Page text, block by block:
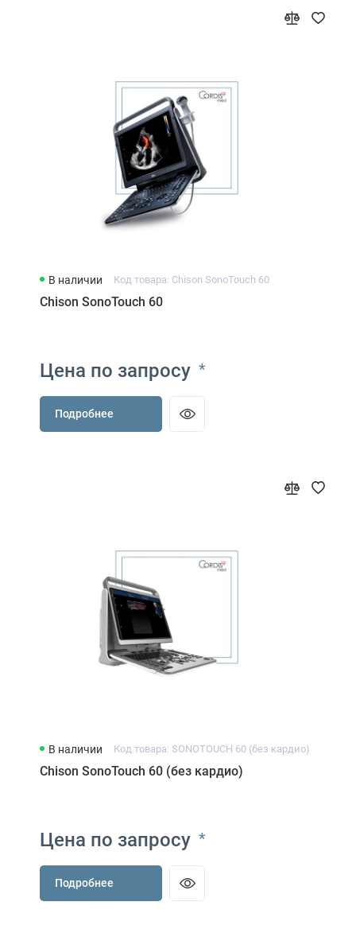
В наличии Код товара: Chison SonoTouch 60
Chison SonoTouch 60
Цена по запросу *
Подробнее
В наличии Код товара: SONOTOUCH 60 (без кардио)
Chison SonoTouch 60 (без кардио)
Цена по запросу *
Подробнее